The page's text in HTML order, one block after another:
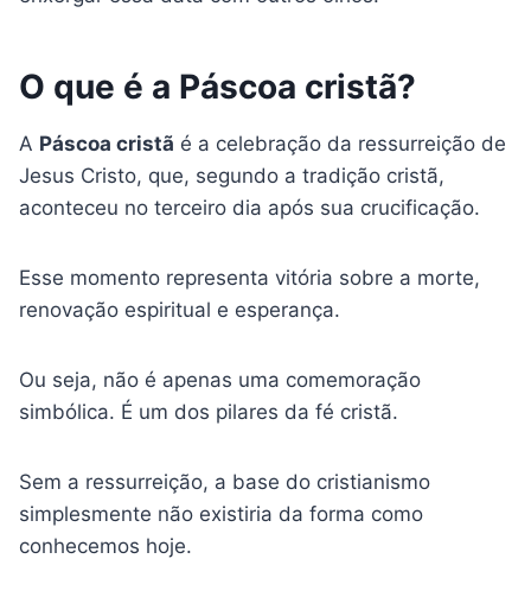
O que é a Páscoa cristã?
A Páscoa cristã é a celebração da ressurreição de
Jesus Cristo, que, segundo a tradição cristã,
aconteceu no terceiro dia após sua crucificação.
Esse momento representa vitória sobre a morte,
renovação espiritual e esperança.
Ou seja, não é apenas uma comemoração
simbólica. É um dos pilares da fé cristã.
Sem a ressurreição, a base do cristianismo
simplesmente não existiria da forma como
conhecemos hoje.